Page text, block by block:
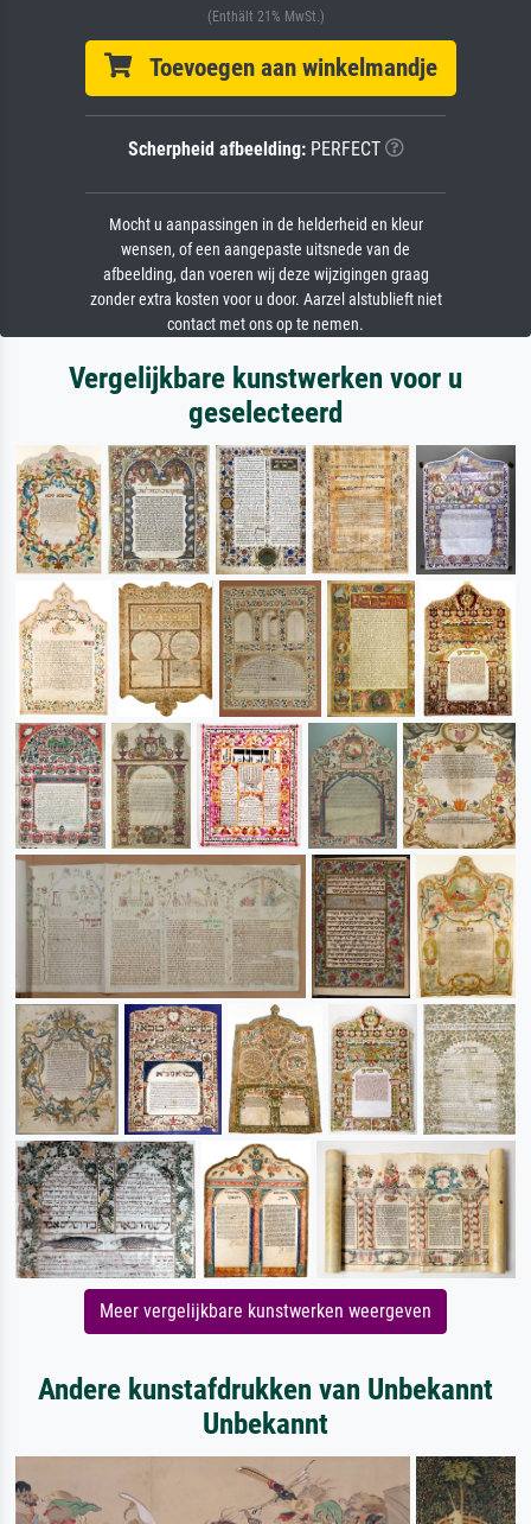
(Enthält 21% MwSt.)
Toevoegen aan winkelmandje
Scherpheid afbeelding:PERFECT
Mocht u aanpassingen in de helderheid en kleur
wensen, of een aangepaste uitsnede van de
afbeelding, dan voeren wij deze wijzigingen graag
zonder extra kosten voor u door. Aarzel alstublieft niet
contact met ons op te nemen.
Vergelijkbare kunstwerken voor u
geselecteerd
Meer vergelijkbare kunstwerken weergeven
Andere kunstafdrukken van Unbekannt
Unbekannt